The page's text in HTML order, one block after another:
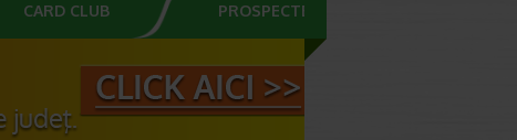
CARD CLUB PROSPECTE